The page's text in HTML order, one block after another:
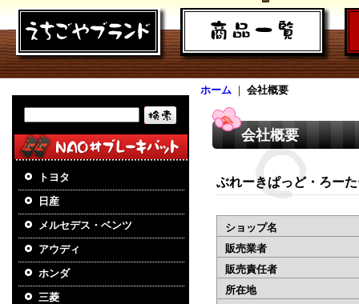
トヨタ
日産
メルセデス・ベンツ
アウディ
ホンダ
三菱
ホーム ｜ 会社概要
会社概要
ぶれーきぱっど・ろー
ショップ名
販売業者
販売責任者
所在地